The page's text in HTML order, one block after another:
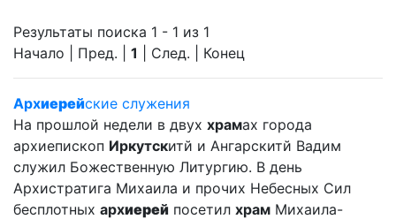
Результаты поиска 1 - 1 из 1
Начало | Пред. | 1 | След. | Конец
Архиерейские служения
На прошлой недели в двух храмах города
архиепископ Иркутскитй и Ангарскитй Вадим
служил Божественную Литургию. В день
Архистратига Михаила и прочих Небесных Сил
бесплотных архиерей посетил храм Михаила-